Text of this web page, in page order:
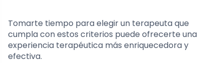
Tomarte tiempo para elegir un terapeuta que
cumpla con estos criterios puede ofrecerte una
experiencia terapéutica más enriquecedora y
efectiva.